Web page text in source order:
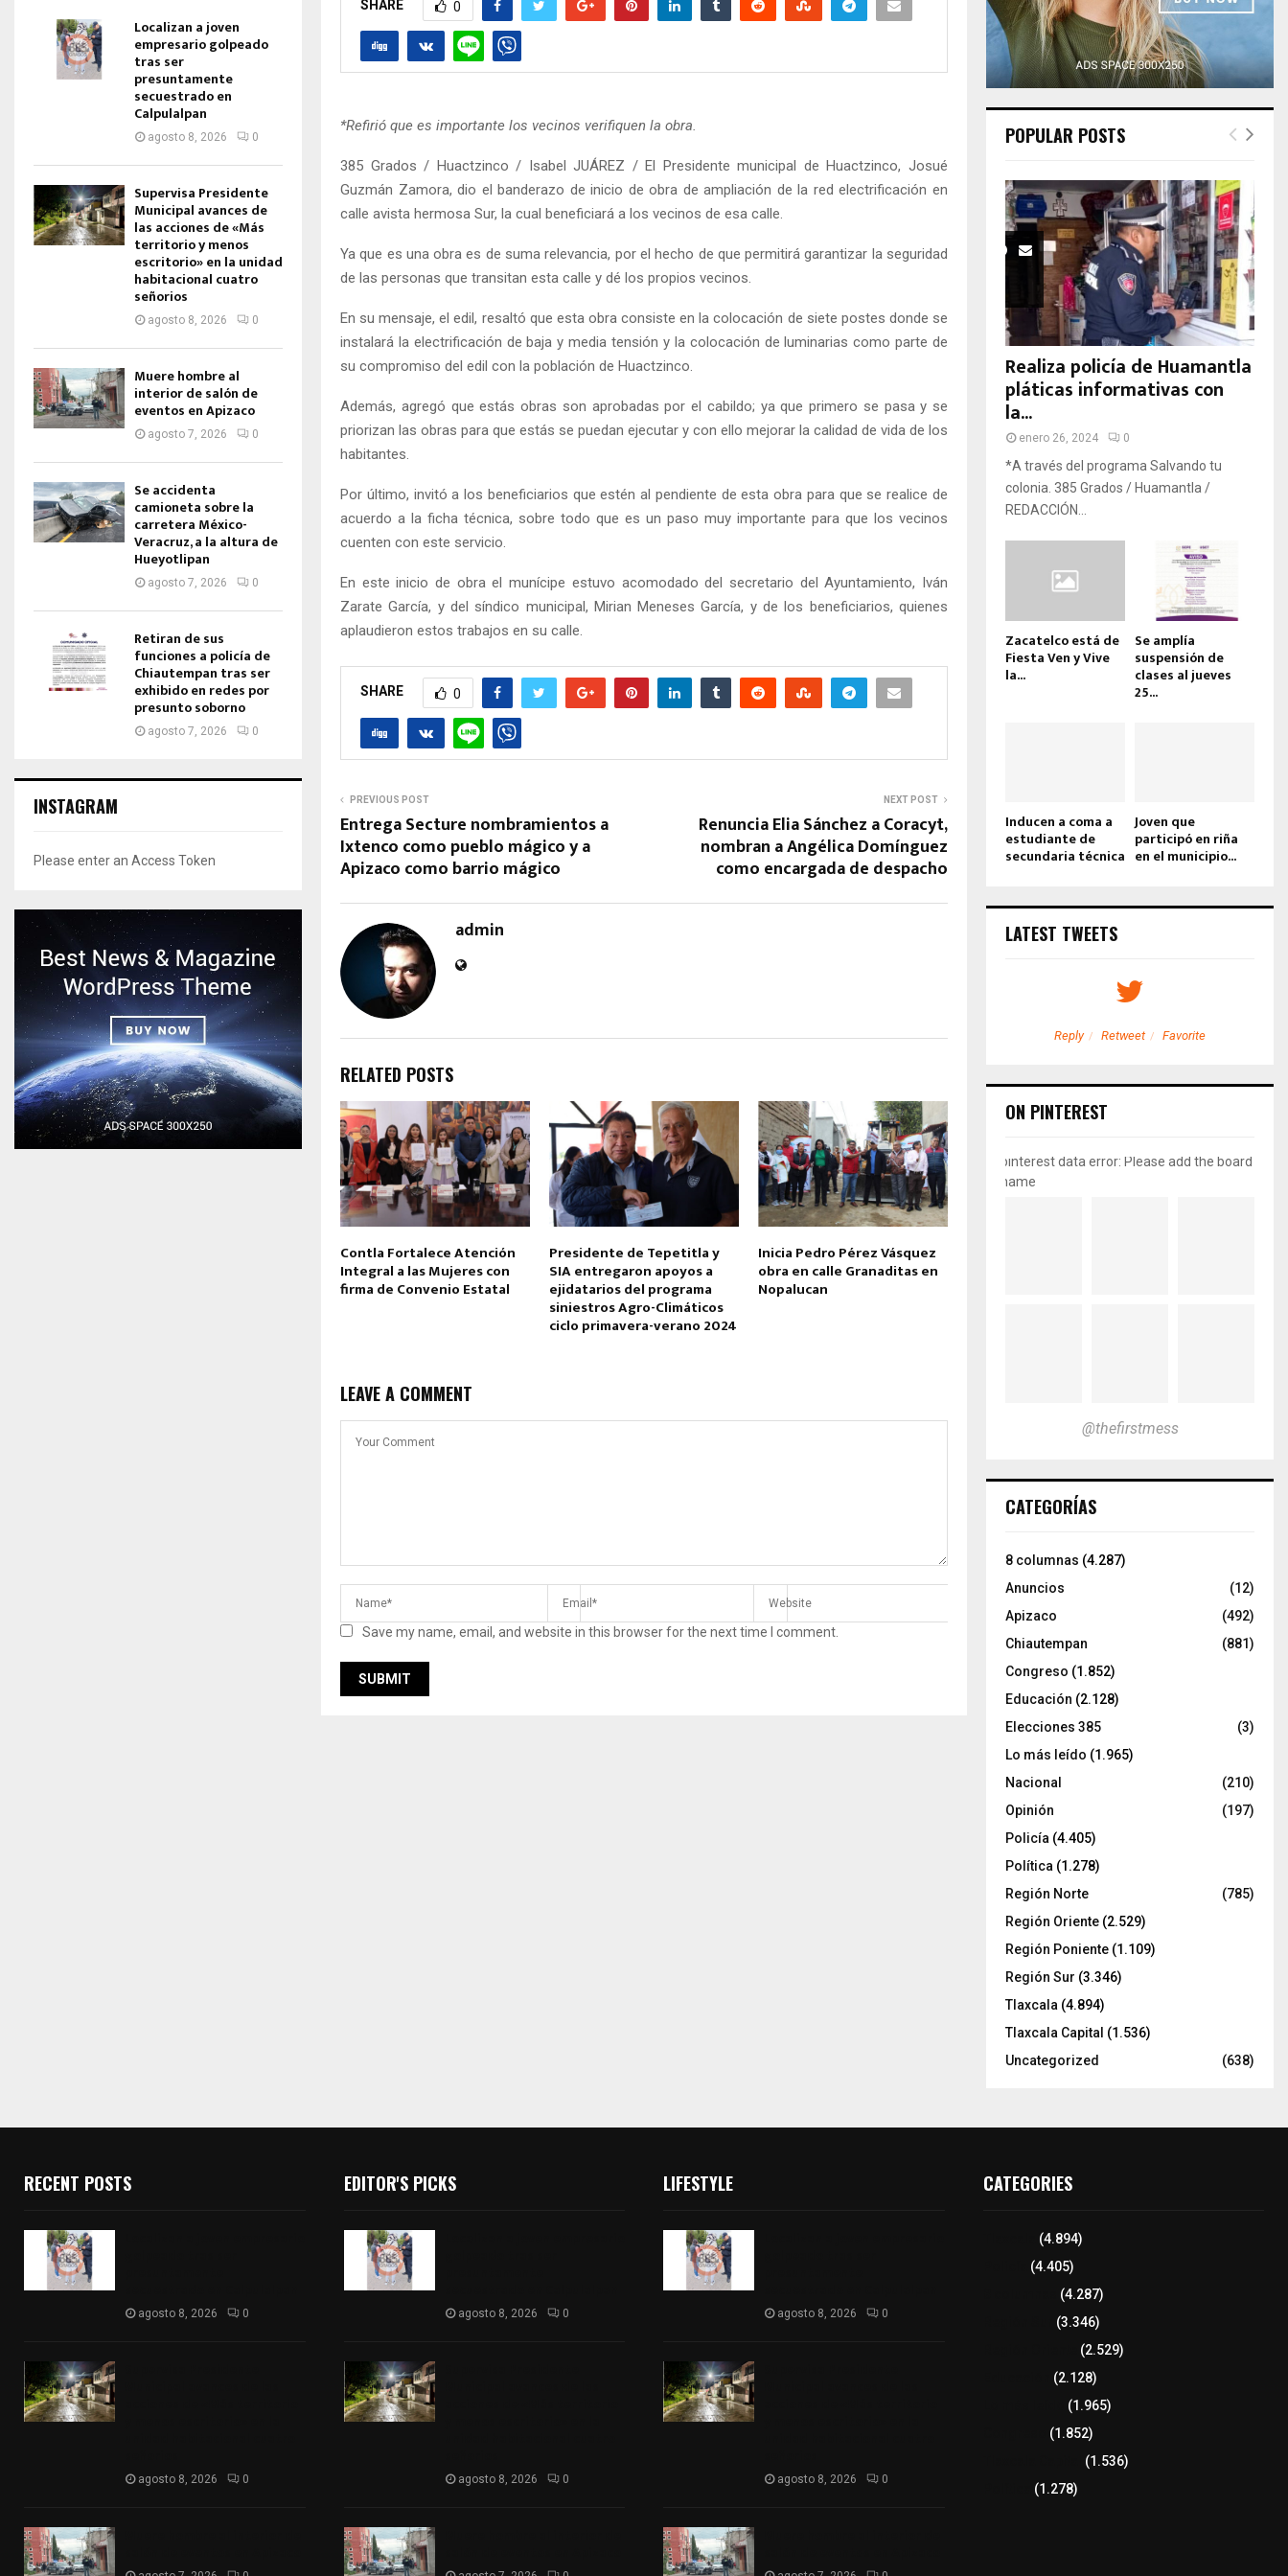
SHARE 0
*Refirió que es importante los vecinos verifiquen la obra.
385 Grados / Huactzinco / Isabel JUÁREZ / El Presidente municipal de Huactzinco, Josué
Guzmán Zamora, dio el banderazo de inicio de obra de ampliación de la red electrificación en
calle avista hermosa Sur, la cual beneficiará a los vecinos de esa calle.
Ya que es una obra es de suma relevancia, por el hecho de que permitirá garantizar la seguridad
de las personas que transitan esta calle y dé los propios vecinos.
En su mensaje, el edil, resaltó que esta obra consiste en la colocación de siete postes donde se
instalará la electrificación de baja y media tensión y la colocación de luminarias como parte de
su compromiso del edil con la población de Huactzinco.
Además, agregó que estás obras son aprobadas por el cabildo; ya que primero se pasa y se
priorizan las obras para que estás se puedan ejecutar y con ello mejorar la calidad de vida de los
habitantes.
Por último, invitó a los beneficiarios que estén al pendiente de esta obra para que se realice de
acuerdo a la ficha técnica, sobre todo que es un paso muy importante para que los vecinos
cuenten con este servicio.
En este inicio de obra el munícipe estuvo acomodado del secretario del Ayuntamiento, Iván
Zarate García, y del síndico municipal, Mirian Meneses García, y de los beneficiarios, quienes
aplaudieron estos trabajos en su calle.
SHARE 0
PREVIOUS POST
Entrega Secture nombramientos a
Ixtenco como pueblo mágico y a
Apizaco como barrio mágico
NEXT POST
Renuncia Elia Sánchez a Coracyt,
nombran a Angélica Domínguez
como encargada de despacho
admin
RELATED POSTS
Contla Fortalece Atención
Integral a las Mujeres con
firma de Convenio Estatal
Presidente de Tepetitla y
SIA entregaron apoyos a
ejidatarios del programa
siniestros Agro-Climáticos
ciclo primavera-verano 2024
Inicia Pedro Pérez Vásquez
obra en calle Granaditas en
Nopalucan
LEAVE A COMMENT
Save my name, email, and website in this browser for the next time I comment.
Localizan a joven
empresario golpeado
tras ser
presuntamente
secuestrado en
Calpulalpan
agosto 8, 2026 0
Supervisa Presidente
Municipal avances de
las acciones de «Más
territorio y menos
escritorio» en la unidad
habitacional cuatro
señorios
agosto 8, 2026 0
Muere hombre al
interior de salón de
eventos en Apizaco
agosto 7, 2026 0
Se accidenta
camioneta sobre la
carretera México-
Veracruz, a la altura de
Hueyotlipan
agosto 7, 2026 0
Retiran de sus
funciones a policía de
Chiautempan tras ser
exhibido en redes por
presunto soborno
agosto 7, 2026 0
INSTAGRAM
Please enter an Access Token
POPULAR POSTS
Realiza policía de Huamantla
pláticas informativas con
la...
enero 26, 2024 0
*A través del programa Salvando tu
colonia. 385 Grados / Huamantla /
REDACCIÓN...
Zacatelco está de
Fiesta Ven y Vive
la...
Se amplía
suspensión de
clases al jueves
25...
Inducen a coma a
estudiante de
secundaria técnica
Joven que
participó en riña
en el municipio...
LATEST TWEETS
Reply Retweet Favorite Reply Retweet Favorite Reply Retweet Favorite
ON PINTEREST
pinterest data error: Please add the board
name
@thefirstmess
CATEGORÍAS
8 columnas (4.287)
Anuncios
(12)
Apizaco
(492)
Chiautempan
(881)
Congreso (1.852)
Educación (2.128)
Elecciones 385
(3)
Lo más leído (1.965)
Nacional
(210)
Opinión
(197)
Policía (4.405)
Política (1.278)
Región Norte
(785)
Región Oriente (2.529)
Región Poniente (1.109)
Región Sur (3.346)
Tlaxcala (4.894)
Tlaxcala Capital (1.536)
Uncategorized
(638)
RECENT POSTS
agosto 8, 2026 0
agosto 8, 2026 0
EDITOR'S PICKS
agosto 8, 2026 0
agosto 8, 2026 0
LIFESTYLE
agosto 8, 2026 0
agosto 8, 2026 0
CATEGORIES
(4.894)
(4.405)
(4.287)
(3.346)
(2.529)
(2.128)
(1.965)
(1.852)
(1.536)
(1.278)